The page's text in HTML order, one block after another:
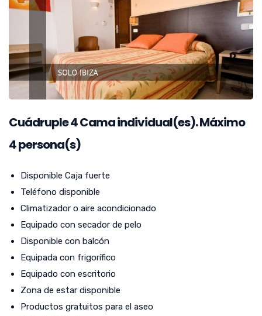
Cuádruple4Cama individual(es). Máximo
4 persona(s)
Disponible Caja fuerte
Teléfono disponible
Climatizador o aire acondicionado
Equipado con secador de pelo
Disponible con balcón
Equipada con frigorífico
Equipado con escritorio
Zona de estar disponible
Productos gratuitos para el aseo